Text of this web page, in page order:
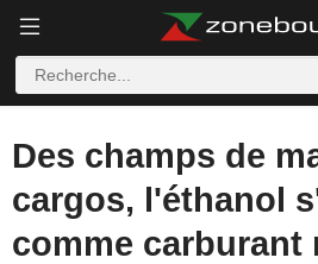
Des champs de
cargos, l'éthanol
comme carburant